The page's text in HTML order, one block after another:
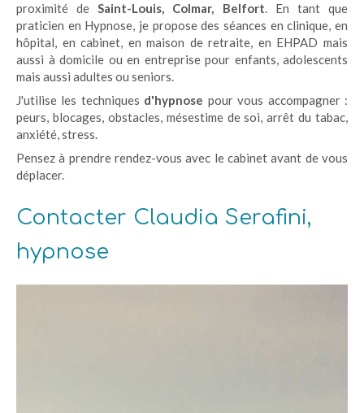
proximité deSaint-Louis, Colmar, Belfort. En tant que
praticien en Hypnose, je propose des séances en clinique, en
hôpital, en cabinet, en maison de retraite, en EHPAD mais
aussi à domicile ou en entreprise pour enfants, adolescents
mais aussi adultes ou seniors.
J'utilise les techniques d'hypnose pour vous accompagner :
peurs, blocages, obstacles, mésestime de soi, arrêt du tabac,
anxiété, stress.
Pensez à prendre rendez-vous avec le cabinet avant de vous
déplacer.
Contacter Claudia Serafini,
hypnose